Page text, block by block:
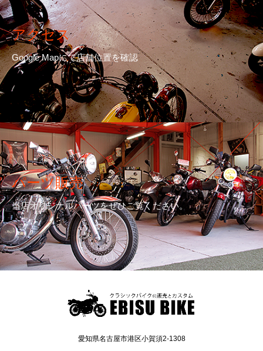
アクセス
Google Mapにて店舗位置を確認
パーツ販売
当店オリジナルパーツをぜひご覧ください。
愛知県名古屋市港区小賀須2-1308